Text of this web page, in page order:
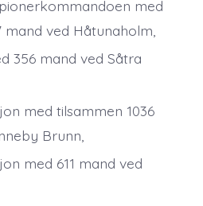
med
mand ved Håtunaholm,
356 mand ved Såtra
med tilsammen 1036
Brunn,
med 611 mand ved